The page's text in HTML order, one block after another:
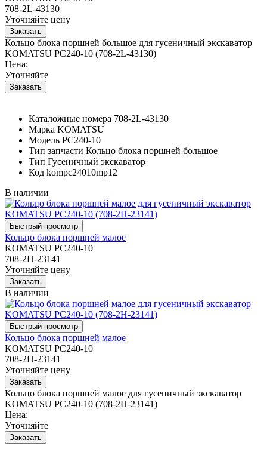
708-2L-43130
Уточняйте цену
Кольцо блока поршней большое для гусеничный экскаватор
KOMATSU PC240-10 (708-2L-43130)
Цена:
Уточняйте
Каталожные номера 708-2L-43130
Марка KOMATSU
Модель PC240-10
Тип запчасти Кольцо блока поршней большое
Тип Гусеничный экскаватор
Код kompc24010mp12
В наличии
Кольцо блока поршней малое
KOMATSU PC240-10
708-2H-23141
Уточняйте цену
В наличии
Кольцо блока поршней малое
KOMATSU PC240-10
708-2H-23141
Уточняйте цену
Кольцо блока поршней малое для гусеничный экскаватор
KOMATSU PC240-10 (708-2H-23141)
Цена:
Уточняйте